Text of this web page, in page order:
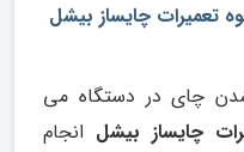
تعمیرات چایساز بیشل
چای در دستگاه می
چایساز بیشل انجام